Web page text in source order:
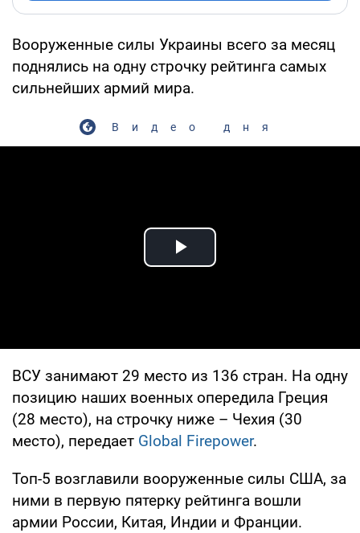
Вооруженные силы Украины всего за месяц
поднялись на одну строчку рейтинга самых
сильнейших армий мира.
Видео дня
Play Video
ВСУ занимают 29 место из 136 стран. На одну
позицию наших военных опередила Греция
(28 место), на строчку ниже – Чехия (30
место), передает Global Firepower.
Топ-5 возглавили вооруженные силы США, за
ними в первую пятерку рейтинга вошли
армии России, Китая, Индии и Франции.